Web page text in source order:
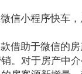
信小程序快车
借助于微信的
。对于房产中